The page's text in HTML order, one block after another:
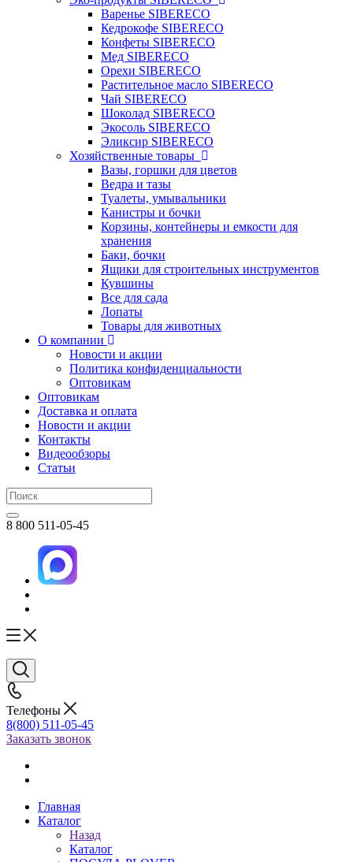
Варенье SIBERECO
Кедрокофе SIBERECO
Конфеты SIBERECO
Мед SIBERECO
Орехи SIBERECO
Растительное масло SIBERECO
Чай SIBERECO
Шоколад SIBERECO
Экосоль SIBERECO
Эликсир SIBERECO
Хозяйственные товары
Вазы, горшки для цветов
Ведра и тазы
Туалеты, умывальники
Канистры и бочки
Корзины, контейнеры и емкости для
хранения
Баки, бочки
Ящики для строительных инструментов
Кувшины
Все для сада
Лопаты
Товары для животных
О компании
Новости и акции
Политика конфиденциальности
Оптовикам
Оптовикам
Доставка и оплата
Новости и акции
Контакты
Видеообзоры
Статьи
8 800 511-05-45
Телефоны
8(800) 511-05-45
Заказать звонок
Главная
Каталог
Назад
Каталог